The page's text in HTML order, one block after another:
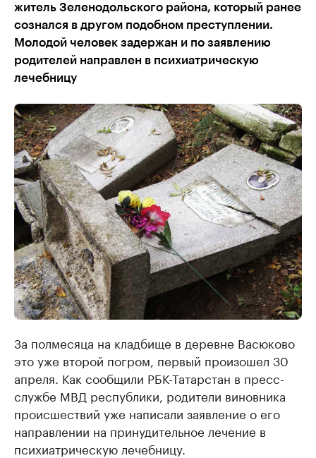
житель Зеленодольского района, который ранее
сознался в другом подобном преступлении.
Молодой человек задержан и по заявлению
родителей направлен в психиатрическую
лечебницу
За полмесяца на кладбище в деревне Васюково
это уже второй погром, первый произошел 30
апреля. Как сообщили РБК-Татарстан в пресс-
службе МВД республики, родители виновника
происшествий уже написали заявление о его
направлении на принудительное лечение в
психиатрическую лечебницу.